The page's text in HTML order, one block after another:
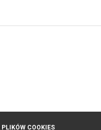
COOKIES